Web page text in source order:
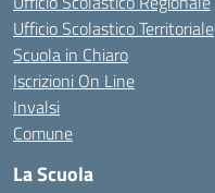
Ufficio Scolastico Territoriale
Scuola in Chiaro
Iscrizioni On Line
Invalsi
Comune
La Scuola